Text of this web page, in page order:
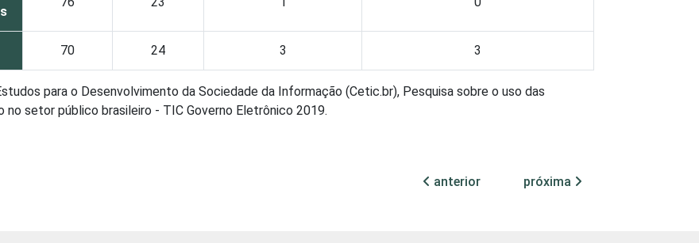
70 24 3 3
para o Desenvolvimento da Sociedade da Informação (Cetic.br), Pesquisa sobre o uso das
setor público brasileiro - TIC Governo Eletrônico 2019.
anterior próxima